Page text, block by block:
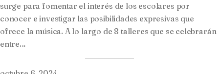
surge para fomentar el interés de los escolares por
conocer e investigar las posibilidades expresivas que
ofrece la música. A lo largo de 8 talleres que se celebrarán
entre…